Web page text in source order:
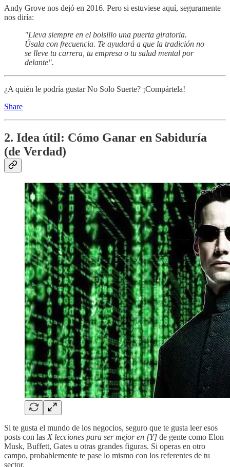
Andy Grove nos dejó en 2016. Pero si estuviese aquí, seguramente
nos diría:
"Lleva siempre en el bolsillo una puerta giratoria.
Úsala con frecuencia. Te ayudará a que la tradición no
se lleve tu carrera, tu empresa o tu salud mental por
delante".
¿A quién le podría gustar No Solo Suerte? ¡Compártela!
Share
2. Idea útil: Cómo Ganar en Sabiduría
(de Verdad)
Si te gusta el mundo de los negocios, seguro que te gusta leer esos
posts con las X lecciones para ser mejor en [Y] de gente como Elon
Musk, Buffett, Gates u otras grandes figuras. Si operas en otro
campo, probablemente te pase lo mismo con los referentes de tu
sector.